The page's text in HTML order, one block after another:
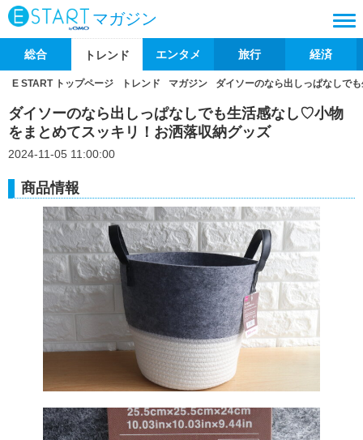
マガジン
総合 トレンド エンタメ 旅行 経済
E START トップページ トレンド マガジン ダイソーのなら出しっぱなしで
ダイソーのなら出しっぱなしでも生活感なし♡小物
をまとめてスッキリ！お洒落収納グッズ
2024-11-05 11:00:00
商品情報